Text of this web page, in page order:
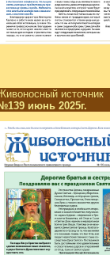
июнь 2025г.